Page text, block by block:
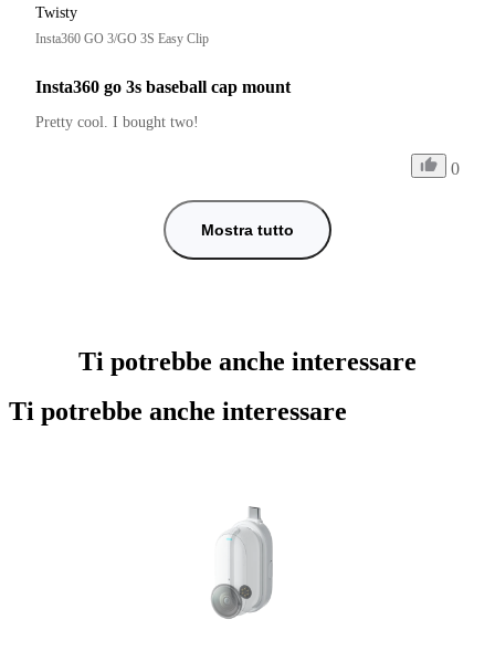
Twisty
Insta360 GO 3/GO 3S Easy Clip
Insta360 go 3s baseball cap mount
Pretty cool. I bought two!
0
Mostra tutto
Ti potrebbe anche interessare
Ti potrebbe anche interessare